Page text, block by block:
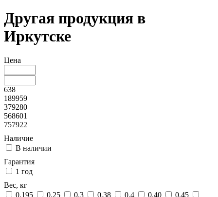
Другая продукция в
Иркутске
Цена
638
189959
379280
568601
757922
Наличие
В наличии
Гарантия
1 год
Вес, кг
0.195
0.25 0.3 0.38 0.4 0.40
0.45